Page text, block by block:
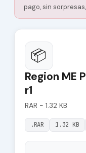
pago, sin
📦
Region ME
r1
RAR - 1.32 KB
.RAR 1.32 KB